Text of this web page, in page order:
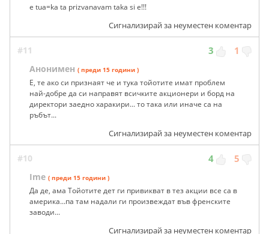
e tua=ka ta prizvanavam taka si e!!!
Сигнализирай за неуместен коментар
#11 3 1
Анонимен ( преди 15 години )
Е, те ако си признаят че и тука тойотите имат проблем
най-добре да си направят всичките акционери и борд на
директори заедно харакири... то така или иначе са на
ръбът...
Сигнализирай за неуместен коментар
#10 4 5
Ime ( преди 15 години )
Да де, ама Тойотите дет ги привикват в тез акции все са в
америка...па там надали ги произвеждат във френските
заводи...
Сигнализирай за неуместен коментар